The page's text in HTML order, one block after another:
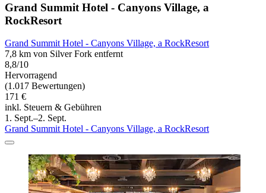
Grand Summit Hotel - Canyons Village, a
RockResort
Grand Summit Hotel - Canyons Village, a RockResort
7,8 km von Silver Fork entfernt
8,8/10
Hervorragend
(1.017 Bewertungen)
171 €
inkl. Steuern & Gebühren
1. Sept.–2. Sept.
Grand Summit Hotel - Canyons Village, a RockResort